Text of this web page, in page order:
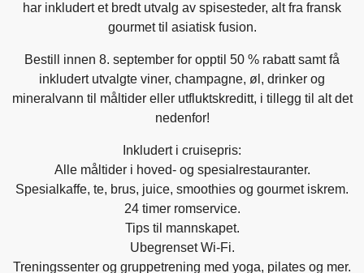
har inkludert et bredt utvalg av spisesteder, alt fra fransk
gourmet til asiatisk fusion.
Bestill innen 8. september for opptil 50 % rabatt samt få
inkludert utvalgte viner, champagne, øl, drinker og
mineralvann til måltider eller utfluktskreditt, i tillegg til alt det
nedenfor!
Inkludert i cruisepris:
Alle måltider i hoved- og spesialrestauranter.
Spesialkaffe, te, brus, juice, smoothies og gourmet iskrem.
24 timer romservice.
Tips til mannskapet.
Ubegrenset Wi-Fi.
Treningssenter og gruppetrening med yoga, pilates og mer.